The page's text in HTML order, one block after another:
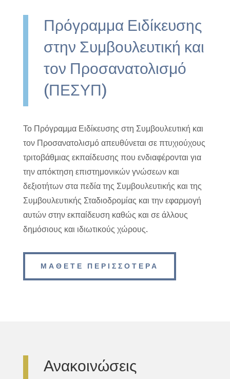
Πρόγραμμα Ειδίκευσης
στην Συμβουλευτική και
τον Προσανατολισμό
(ΠΕΣΥΠ)
Το Πρόγραμμα Ειδίκευσης στη Συμβουλευτική και
τον Προσανατολισμό απευθύνεται σε πτυχιούχους
τριτοβάθμιας εκπαίδευσης που ενδιαφέρονται για
την απόκτηση επιστημονικών γνώσεων και
δεξιοτήτων στα πεδία της Συμβουλευτικής και της
Συμβουλευτικής Σταδιοδρομίας και την εφαρμογή
αυτών στην εκπαίδευση καθώς και σε άλλους
δημόσιους και ιδιωτικούς χώρους.
ΜΑΘΕΤΕ ΠΕΡΙΣΣΟΤΕΡΑ
Ανακοινώσεις